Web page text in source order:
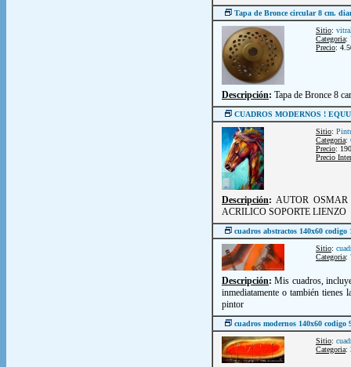
Tapa de Bronce circular 8 cm.
Sitio:
Categoria:
Precio:
Descripción: Tapa de Bronce 8
CUADROS MODERNOS !
Sitio:
Categoria:
Precio:
Precio
Descripción: AUTOR
ACRILICO SOPORTE LIENZO
cuadros abstractos 140x60
Sitio:
Categoria:
Descripción: Mis cuadros,
inmediatamente o también tienes
pintor
cuadros modernos 140x60
Sitio:
Categoria: